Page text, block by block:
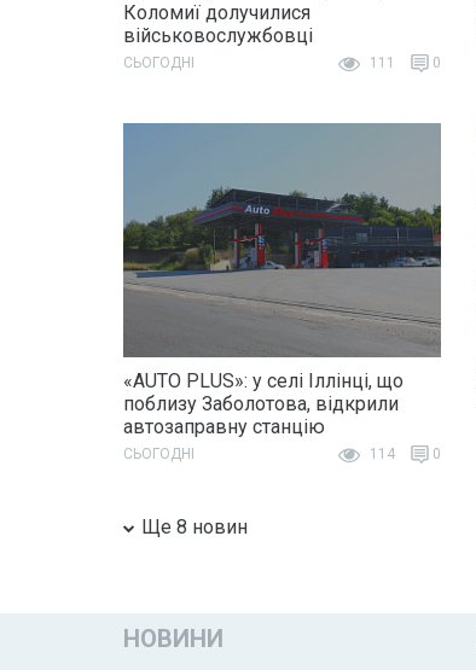
Коломиї долучилися
військовослужбовці
СЬОГОДНІ 111 0
«AUTO PLUS»: у селі Іллінці, що
поблизу Заболотова, відкрили
автозаправну станцію
СЬОГОДНІ 114 0
Ще 8 новин
НОВИНИ